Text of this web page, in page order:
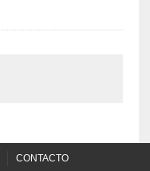
CONTACTO